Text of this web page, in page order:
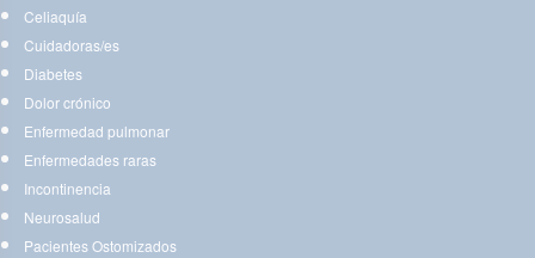
Celiaquía
Cuidadoras/es
Diabetes
Dolor crónico
Enfermedad pulmonar
Enfermedades raras
Incontinencia
Neurosalud
Pacientes Ostomizados